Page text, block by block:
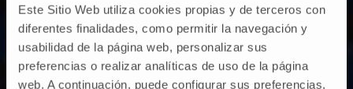
Este Sitio Web utiliza cookies propias y de terceros con
diferentes finalidades, como permitir la navegación y
usabilidad de la página web, personalizar sus
preferencias o realizar analíticas de uso de la página
web. A continuación, puede configurar sus preferencias,
Bilan de santé